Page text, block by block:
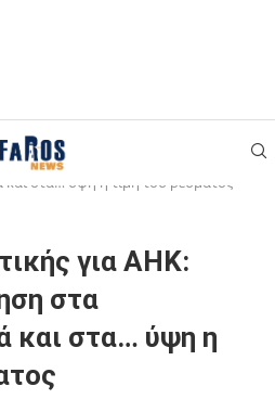
Ελεγκτικής για ΑΗΚ: Σοβαρή
στα… ύψη η τιμή του ρεύματος
για ΑΗΚ:
στα
και στα… ύψη η